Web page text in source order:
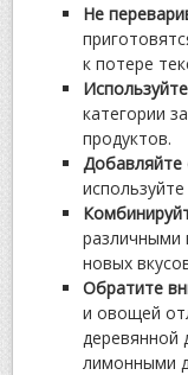
Не
к потере
категории
продуктов.
Добавляйте
различными
новых
Обратите
и овощей
деревянной
лимонными